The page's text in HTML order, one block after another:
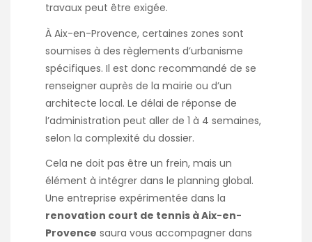
travaux peut être exigée.
À Aix-en-Provence, certaines zones sont
soumises à des règlements d’urbanisme
spécifiques. Il est donc recommandé de se
renseigner auprès de la mairie ou d’un
architecte local. Le délai de réponse de
l’administration peut aller de 1 à 4 semaines,
selon la complexité du dossier.
Cela ne doit pas être un frein, mais un
élément à intégrer dans le planning global.
Une entreprise expérimentée dans la
renovation court de tennis à Aix-en-
Provence saura vous accompagner dans